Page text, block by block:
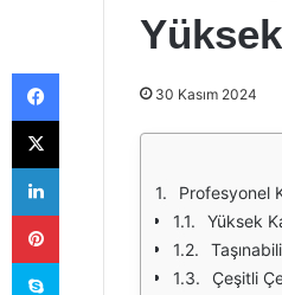
30 Kasım 2024
Profesyonel
Yüksek
Çeşitli
Facebook
X
LinkedIn
Pinterest
Skype